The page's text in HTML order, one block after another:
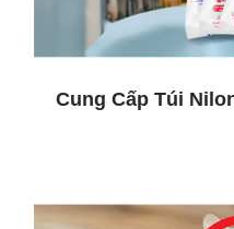
Cung Cấp Túi